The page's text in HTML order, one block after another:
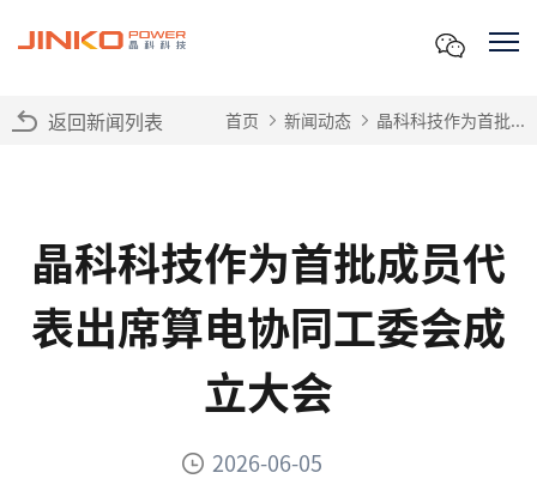
返回新闻列表 首页 新闻动态 晶科科技作为首批...
晶科科技作为首批成员代
表出席算电协同工委会成
立大会
2026-06-05